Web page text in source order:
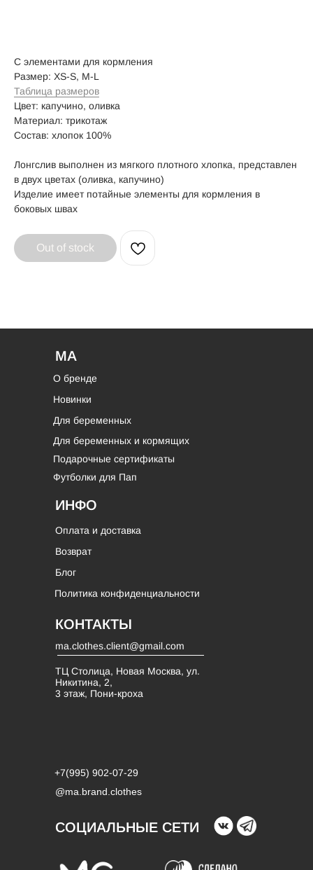
С элементами для кормления
Размер: XS-S, M-L
Таблица размеров
Цвет: капучино, оливка
Материал: трикотаж
Состав: хлопок 100%
Лонгслив выполнен из мягкого плотного хлопка, представлен
в двух цветах (оливка, капучино)
Изделие имеет потайные элементы для кормления в
боковых швах
Out of stock
КОНТАКТЫ
СОЦИАЛЬНЫЕ СЕТИ
@ma.brand.clothes
+7(995) 902-07-29
ТЦ Столица, Новая Москва, ул.
Никитина, 2,
3 этаж, Пони-кроха
ma.clothes.client@gmail.com
MA
О бренде
Новинки
Для беременных
Футболки для Пап
Для беременных и кормящих
Подарочные сертификаты
ИНФО
Оплата и доставка
Возврат
Блог
Политика конфиденциальности